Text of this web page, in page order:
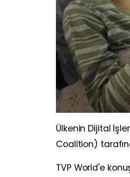
Ülkenin Dijital
Coalition)
TVP World'e